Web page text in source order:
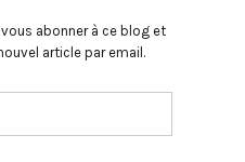
abonner à ce blog et
article par email.